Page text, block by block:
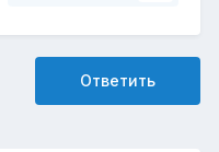
Ответить